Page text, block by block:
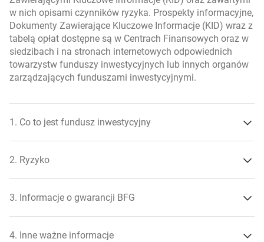
ING Akcji Europejskich - Kluczowe Informacje dla
Inwestorów
otwiera się w nowej karcie
ING Akcji Japońskich - Kluczowe Informacje dla
Inwestorów
otwiera się w nowej karcie
ING Surowców - Kluczowe Informacje dla
Inwestorów
otwiera się w nowej karcie
ING Akcji Rynków Wschodzących - Kluczowe
otwiera się w nowej karcie
- Kluczowe Informacje dla Inwestorów
Inwestorów
Prospekt Parasol
otwiera się w nowej karcie
Prospekt Senior
otwiera się w nowej karcie
w nich opisami czynników ryzyka. Prospekty informacyjne,
Dokumenty Zawierające Kluczowe Informacje (KID) wraz z
tabelą opłat dostępne są w Centrach Finansowych oraz w
siedzibach i na stronach internetowych odpowiednich
towarzystw funduszy inwestycyjnych lub innych organów
zarządzających funduszami inwestycyjnymi.
1. Co to jest fundusz inwestycyjny
2. Ryzyko
ryzyko branży,
3. Informacje o gwarancji BFG
4. Inne ważne informacje